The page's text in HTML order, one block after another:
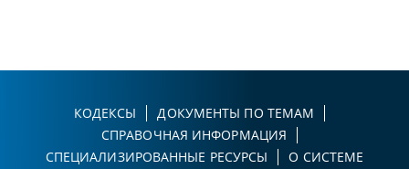
КОДЕКСЫ
ДОКУМЕНТЫ ПО ТЕМАМ
СПРАВОЧНАЯ ИНФОРМАЦИЯ
СПЕЦИАЛИЗИРОВАННЫЕ РЕСУРСЫ
О СИСТЕМЕ